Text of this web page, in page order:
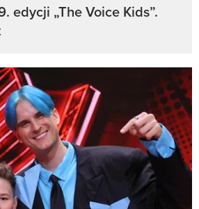
edycji „The Voice Kids”.